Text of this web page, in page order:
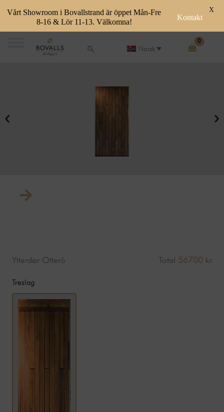
Norsk
Ytterdør Otterö Total 56700 kr
Treslag
Vårt Showroom i Bovallstrand är öppet Mån-Fre
8-16 & Lör 11-13. Välkomna!
Kontakt
X